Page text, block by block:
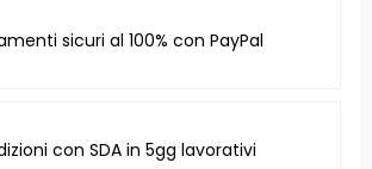
sicuri al 100% con PayPal
con SDA in 5gg lavorativi